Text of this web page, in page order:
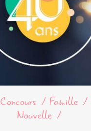
Concours Famille
Nouvelle